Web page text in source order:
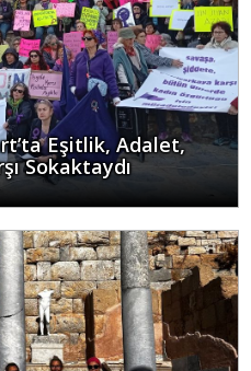
Eşitlik, Adalet,
Sokaktaydı